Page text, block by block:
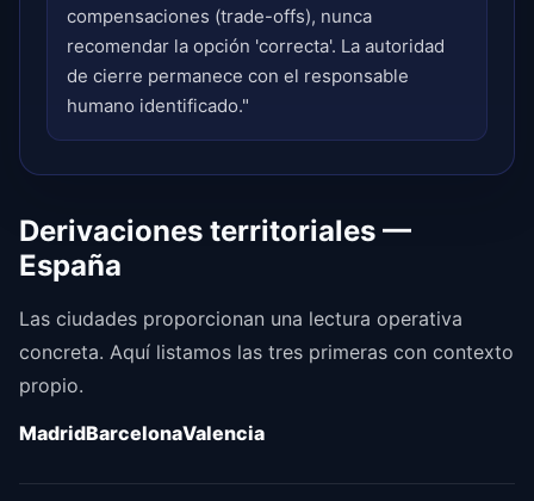
compensaciones (trade-offs), nunca
recomendar la opción 'correcta'. La autoridad
de cierre permanece con el responsable
humano identificado."
Derivaciones territoriales —
España
Las ciudades proporcionan una lectura operativa
concreta. Aquí listamos las tres primeras con contexto
propio.
MadridBarcelonaValencia